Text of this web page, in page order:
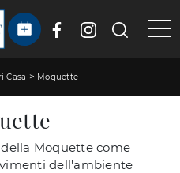
Casa > Moquette
Moquette come
dell'ambiente